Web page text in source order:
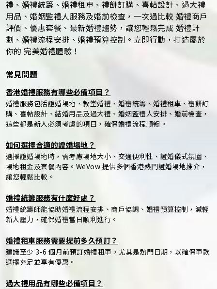
禮、婚禮統籌、婚禮租車、禮餅訂購、喜帖設計、過大禮
用品、婚姻監禮人服務及婚前檢查，一次過比較 婚禮商戶
評價、優惠套餐、最新婚禮趨勢，讓您輕鬆完成 婚禮計
劃、婚禮流程安排、婚禮預算控制。立即行動，打造屬於
你的 完美婚禮體驗！
常見問題
香港婚禮服務有哪些必備項目？
婚禮服務包括證婚場地、教堂婚禮、婚禮統籌、婚禮租車、禮餅訂
購、喜帖設計、結婚用品及過大禮、婚姻監禮人安排、婚前檢查，
這些都是新人必須考慮的項目，確保婚禮流程順暢。
如何選擇合適的證婚場地？
選擇證婚場地時，需考慮場地大小、交通便利性、證婚儀式氛圍、
場地租金及套餐內容。WeVow 提供多個香港熱門證婚場地推介，
讓您輕鬆比較。
婚禮統籌服務有什麼好處？
婚禮統籌師能協助婚禮流程安排、商戶協調、婚禮預算控制，減輕
新人壓力，確保婚禮當日順利進行。
婚禮租車服務需要提前多久預訂？
建議至少 3-6 個月前預訂婚禮租車，尤其是熱門日期，以確保車款
選擇充足並享有優惠。
過大禮用品有哪些必備項目？